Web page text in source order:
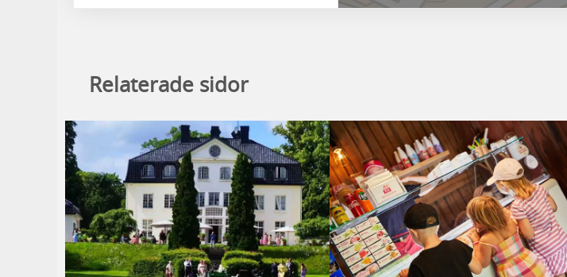
Relaterade sidor